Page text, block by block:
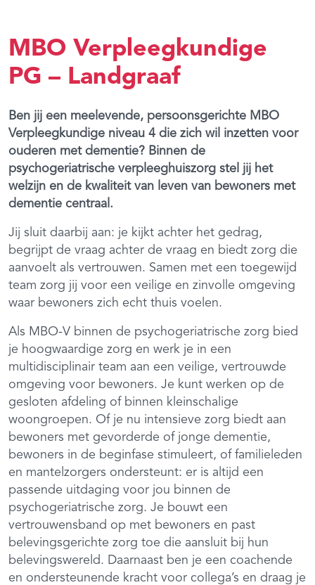
MBO Verpleegkundige
PG – Landgraaf
Ben jij een meelevende, persoonsgerichte MBO
Verpleegkundige niveau 4 die zich wil inzetten voor
ouderen met dementie? Binnen de
psychogeriatrische verpleeghuiszorg stel jij het
welzijn en de kwaliteit van leven van bewoners met
dementie centraal.
Jij sluit daarbij aan: je kijkt achter het gedrag,
begrijpt de vraag achter de vraag en biedt zorg die
aanvoelt als vertrouwen. Samen met een toegewijd
team zorg jij voor een veilige en zinvolle omgeving
waar bewoners zich echt thuis voelen.
Als MBO-V binnen de psychogeriatrische zorg bied
je hoogwaardige zorg en werk je in een
multidisciplinair team aan een veilige, vertrouwde
omgeving voor bewoners. Je kunt werken op de
gesloten afdeling of binnen kleinschalige
woongroepen. Of je nu intensieve zorg biedt aan
bewoners met gevorderde of jonge dementie,
bewoners in de beginfase stimuleert, of familieleden
en mantelzorgers ondersteunt: er is altijd een
passende uitdaging voor jou binnen de
psychogeriatrische zorg. Je bouwt een
vertrouwensband op met bewoners en past
belevingsgerichte zorg toe die aansluit bij hun
belevingswereld. Daarnaast ben je een coachende
en ondersteunende kracht voor collega’s en draag je